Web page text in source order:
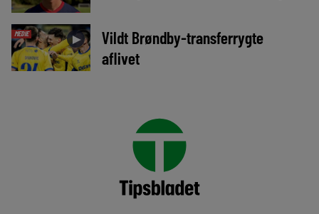
MEDIE ►
Vildt Brøndby-transferrygte
aflivet